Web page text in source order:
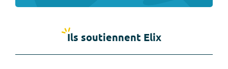
Ils soutiennent Elix